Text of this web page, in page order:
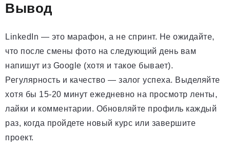
Вывод
LinkedIn — это марафон, а не спринт. Не ожидайте,
что после смены фото на следующий день вам
напишут из Google (хотя и такое бывает).
Регулярность и качество — залог успеха. Выделяйте
хотя бы 15-20 минут ежедневно на просмотр ленты,
лайки и комментарии. Обновляйте профиль каждый
раз, когда пройдете новый курс или завершите
проект.